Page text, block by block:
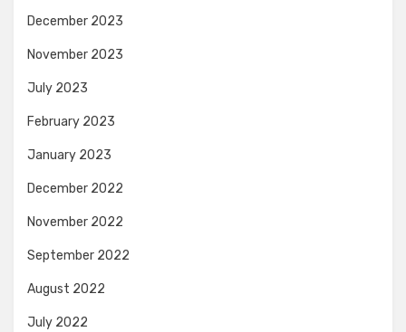
December 2023
November 2023
July 2023
February 2023
January 2023
December 2022
November 2022
September 2022
August 2022
July 2022